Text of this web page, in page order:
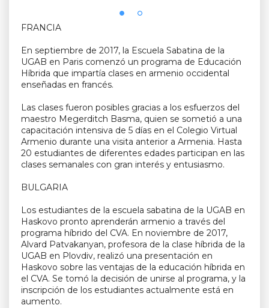
FRANCIA
En septiembre de 2017, la Escuela Sabatina de la
UGAB en Paris comenzó un programa de Educación
Híbrida que impartía clases en armenio occidental
enseñadas en francés.
Las clases fueron posibles gracias a los esfuerzos del
maestro Megerditch Basma, quien se sometió a una
capacitación intensiva de 5 días en el Colegio Virtual
Armenio durante una visita anterior a Armenia. Hasta
20 estudiantes de diferentes edades participan en las
clases semanales con gran interés y entusiasmo.
BULGARIA
Los estudiantes de la escuela sabatina de la UGAB en
Haskovo pronto aprenderán armenio a través del
programa híbrido del CVA. En noviembre de 2017,
Alvard Patvakanyan, profesora de la clase híbrida de la
UGAB en Plovdiv, realizó una presentación en
Haskovo sobre las ventajas de la educación híbrida en
el CVA. Se tomó la decisión de unirse al programa, y la
inscripción de los estudiantes actualmente está en
aumento.